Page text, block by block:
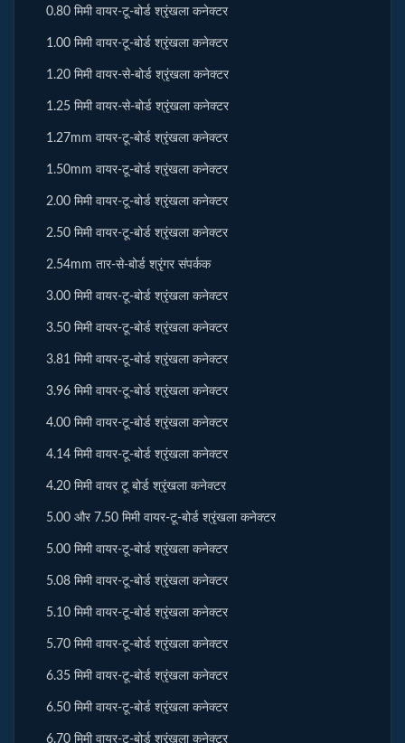
0.80 मिमी वायर-टू-बोर्ड श्रृंखला कनेक्टर
1.00 मिमी वायर-टू-बोर्ड श्रृंखला कनेक्टर
1.20 मिमी वायर-से-बोर्ड श्रृंखला कनेक्टर
1.25 मिमी वायर-से-बोर्ड श्रृंखला कनेक्टर
1.27mm वायर-टू-बोर्ड श्रृंखला कनेक्टर
1.50mm वायर-टू-बोर्ड श्रृंखला कनेक्टर
2.00 मिमी वायर-टू-बोर्ड श्रृंखला कनेक्टर
2.50 मिमी वायर-टू-बोर्ड श्रृंखला कनेक्टर
2.54mm तार-से-बोर्ड श्रृंगर संपर्कक
3.00 मिमी वायर-टू-बोर्ड श्रृंखला कनेक्टर
3.50 मिमी वायर-टू-बोर्ड श्रृंखला कनेक्टर
3.81 मिमी वायर-टू-बोर्ड श्रृंखला कनेक्टर
3.96 मिमी वायर-टू-बोर्ड श्रृंखला कनेक्टर
4.00 मिमी वायर-टू-बोर्ड श्रृंखला कनेक्टर
4.14 मिमी वायर-टू-बोर्ड श्रृंखला कनेक्टर
4.20 मिमी वायर टू बोर्ड श्रृंखला कनेक्टर
5.00 और 7.50 मिमी वायर-टू-बोर्ड श्रृंखला कनेक्टर
5.00 मिमी वायर-टू-बोर्ड श्रृंखला कनेक्टर
5.08 मिमी वायर-टू-बोर्ड श्रृंखला कनेक्टर
5.10 मिमी वायर-टू-बोर्ड श्रृंखला कनेक्टर
5.70 मिमी वायर-टू-बोर्ड श्रृंखला कनेक्टर
6.35 मिमी वायर-टू-बोर्ड श्रृंखला कनेक्टर
6.50 मिमी वायर-टू-बोर्ड श्रृंखला कनेक्टर
6.70 मिमी वायर-टू-बोर्ड श्रृंखला कनेक्टर